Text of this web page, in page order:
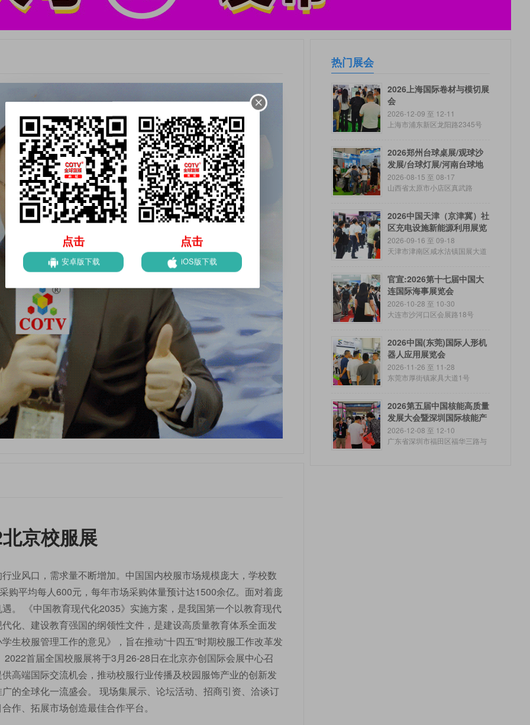
京校服展
业风口，需求量不断增加。中国国内校服市场规模庞大，学校数
购平均每人600元，每年市场采购体量预计达1500余亿。面对着庞
。 《中国教育现代化2035》实施方案，是我国第一个以教育现代
化、建设教育强国的纲领性文件，是建设高质量教育体系全面发
生校服管理工作的意见》，旨在推动“十四五”时期校服工作改革发
首届全国校服展将于3月26-28日在北京亦创国际会展中心召
高端国际交流机会，推动校服行业传播及校园服饰产业的创新发
的全球化一流盛会。 现场集展示、论坛活动、招商引资、洽谈订
作、拓展市场创造最佳合作平台。
热门展会
2026上海国际卷材与模切展
会
2026-12-09 至 12-11
上海市浦东新区龙阳路2345号
2026郑州台球桌展/观球沙
发展/台球灯展/河南台球地
毯展
2026-08-15 至 08-17
山西省太原市小店区真武路
2026中国天津（京津冀）社
区充电设施新能源利用展览
会
2026-09-16 至 09-18
天津市津南区咸水沽镇国展大道
官宣:2026第十七届中国大
连国际海事展览会
2026-10-28 至 10-30
大连市沙河口区会展路18号
2026中国(东莞)国际人形机
器人应用展览会
2026-11-26 至 11-28
东莞市厚街镇家具大道1号
2026第五届中国核能高质量
发展大会暨深圳国际核能产
业创新博览会
2026-12-08 至 12-10
广东省深圳市福田区福华三路与
点击
安卓版下载
点击
iOS版下载